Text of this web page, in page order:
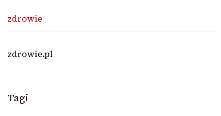
zdrowie
zdrowie.pl
Tagi